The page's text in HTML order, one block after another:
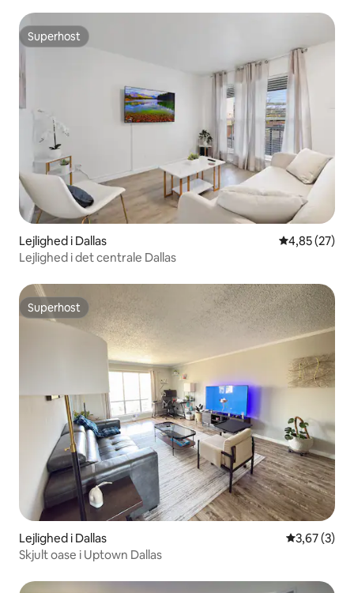
Superhost
Superhost
Lejlighed i Dallas 4,85 ud af 5 i
4,85 (27)
Lejlighed i det centrale Dallas
Superhost
Superhost
Lejlighed i Dallas 3,67 ud af
3,67 (3)
Skjult oase i Uptown Dallas